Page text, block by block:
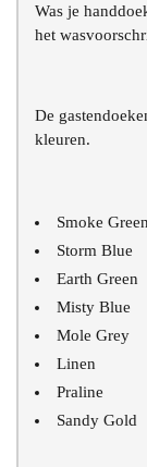
Was je
het
De
kleuren.
Smoke Green
Storm Blue
Earth Green
Misty Blue
Mole Grey
Linen
Praline
Sandy Gold